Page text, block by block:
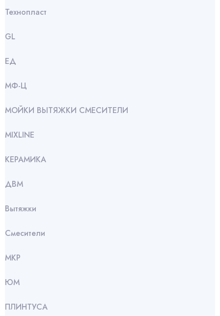
Технопласт
GL
ЕД
МФ-Ц
МОЙКИ ВЫТЯЖКИ СМЕСИТЕЛИ
МIXLINE
КЕРАМИКА
ДВМ
Вытяжки
Смесители
МКР
ЮМ
ПЛИНТУСА